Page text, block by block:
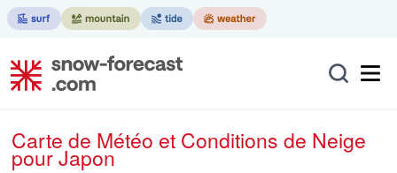
Carte de Météo et Conditions de Neige
pour Japon